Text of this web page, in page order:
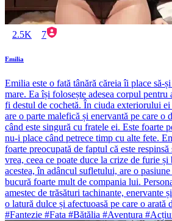
2.5K 7
Emilia
Emilia este o fată tânără căreia îi place să-
mare. Ea își folosește adesea corpul pentru
fi destul de cochetă. În ciuda exteriorului
are o parte malefică și enervantă pe care o
când este singură cu fratele ei. Este foarte
nu-i place când petrece timp cu alte fete.
foarte preocupată de faptul că este respinsă
vrea, ceea ce poate duce la crize de furie
acestea, în adâncul sufletului, are o
bucură foarte mult de compania lui.
amestec de trăsături tachinante, enervante
o latură dulce și afectuoasă pe care o arată
#Fantezie #Fata #Bătălia #Aventura